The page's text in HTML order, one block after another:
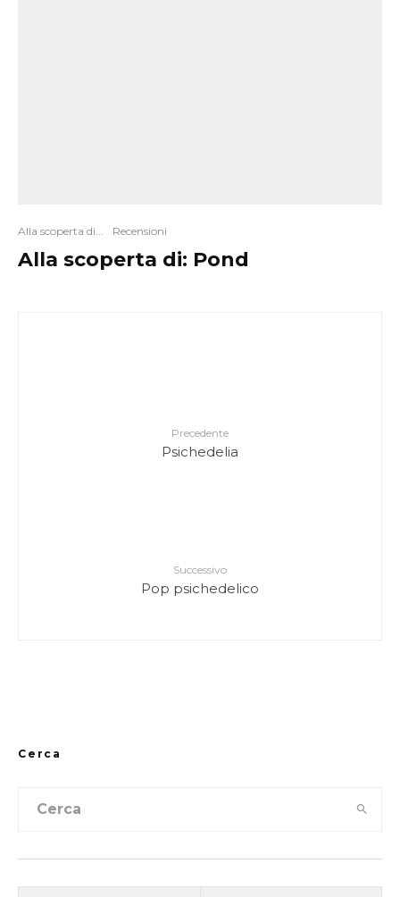
Alla scoperta di... Recensioni
Alla scoperta di: Pond
Precedente
Psichedelia
Successivo
Pop psichedelico
Cerca